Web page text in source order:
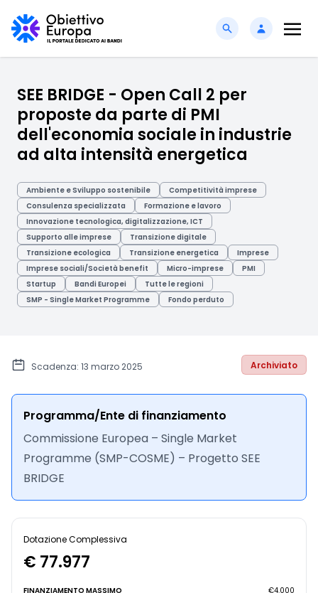
SEE BRIDGE - Open Call 2 per
proposte da parte di PMI
dell'economia sociale in industrie
ad alta intensità energetica
Ambiente e Sviluppo sostenibile
Competitività imprese
Consulenza specializzata
Formazione e lavoro
Innovazione tecnologica, digitalizzazione, ICT
Supporto alle imprese
Transizione digitale
Transizione ecologica
Transizione energetica
Imprese
Imprese sociali/Società benefit
Micro-imprese
PMI
Startup
Bandi Europei
Tutte le regioni
SMP - Single Market Programme
Fondo perduto
Scadenza: 13 marzo 2025 Archiviato
Programma/Ente di finanziamento
Commissione Europea – Single Market
Programme (SMP-COSME) – Progetto SEE
BRIDGE
Dotazione Complessiva
€ 77.977
FINANZIAMENTO MASSIMO €4.000